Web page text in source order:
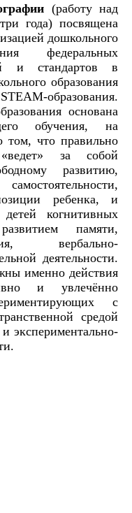
(работу над
года) посвящена
дошкольного
федеральных
и стандартов в
образования
образования.
основана
обучения, на
что правильно
«ведет» за собой
развитию,
ребенка, и
когнитивных
памяти,
вербально-
деятельности.
именно действия
и увлечённо
с
средой
экспериментально-